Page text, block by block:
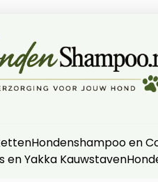
Hondenshampoo en
en Yakka Kauwstaven